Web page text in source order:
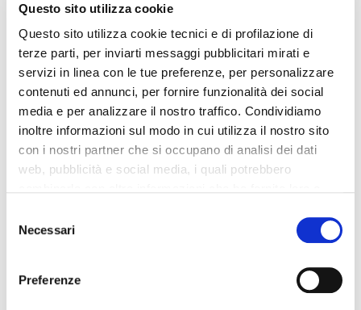
Questo sito utilizza cookie
Questo sito utilizza cookie tecnici e di profilazione di
terze parti, per inviarti messaggi pubblicitari mirati e
servizi in linea con le tue preferenze, per personalizzare
contenuti ed annunci, per fornire funzionalità dei social
media e per analizzare il nostro traffico. Condividiamo
inoltre informazioni sul modo in cui utilizza il nostro sito
con i nostri partner che si occupano di analisi dei dati
web, pubblicità e social media, i quali potrebbero
mera chiusura del banner non comporta l’accettazione
Selection
Necessari
Preferenze
I VANTAGGI DEL
MOTORE WANKEL
Sono diversi i motivi per cui il motore Wankel è un ottimo
motore.In primis abbiamo unaelevata leggerezzadovuta anche
una maggiore potenza nel primo.
Il motore Wankel inoltre è
molto semplice nella progettazione e